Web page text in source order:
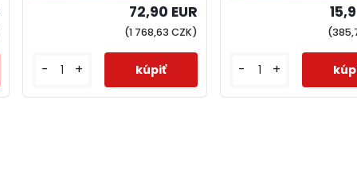
72,90 EUR
(1 768,63 CZK)
- + - +